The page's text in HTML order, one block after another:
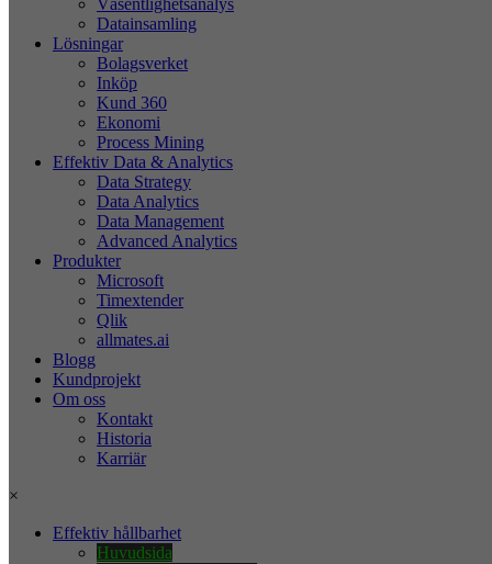
Väsentlighetsanalys
Datainsamling
Lösningar
Bolagsverket
Inköp
Kund 360
Ekonomi
Process Mining
Effektiv Data & Analytics
Data Strategy
Data Analytics
Data Management
Advanced Analytics
Produkter
Microsoft
Timextender
Qlik
allmates.ai
Blogg
Kundprojekt
Om oss
Kontakt
Historia
Karriär
×
Effektiv hållbarhet
Huvudsida